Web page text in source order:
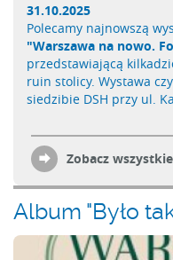
31.10.2025
Polecamy najnowszą
"Warszawa na nowo.
przedstawiającą
ruin stolicy. Wystawa
siedzibie DSH przy ul.
Zobacz wszystkie
Album "Było